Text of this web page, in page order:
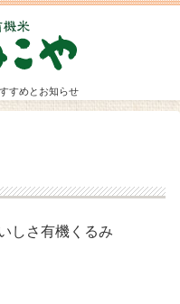
すめとお知らせ
しさ有機くるみ